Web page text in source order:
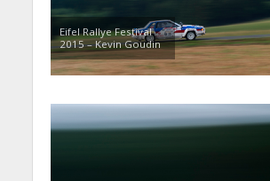
Eifel Rallye Festival
2015 – Kevin Goudin